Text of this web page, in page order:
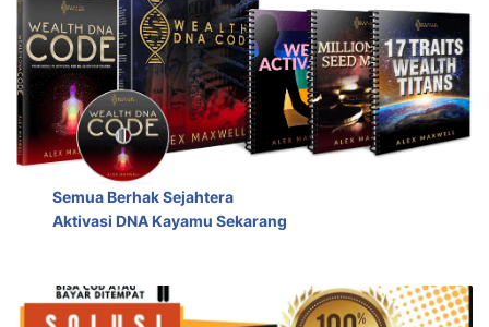
Semua Berhak Sejahtera
Aktivasi DNA Kayamu Sekarang